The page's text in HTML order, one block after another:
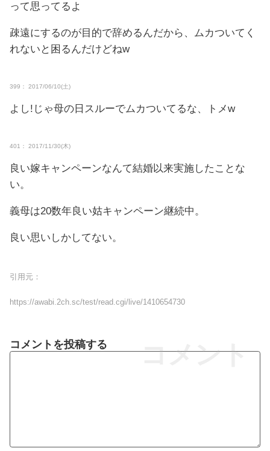
って思ってるよ
疎遠にするのが目的で辞めるんだから、ムカついてく
れないと困るんだけどねw
399： 2017/06/10(土)
よし!じゃ母の日スルーでムカついてるな、トメw
401： 2017/11/30(木)
良い嫁キャンペーンなんて結婚以来実施したことな
い。
義母は20数年良い姑キャンペーン継続中。
良い思いしかしてない。
引用元：
https://awabi.2ch.sc/test/read.cgi/live/1410654730
コメント
コメントを投稿する